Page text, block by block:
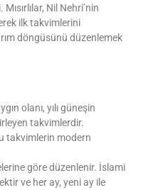
Nil Nehri’nin
ilk takvimlerini
döngüsünü düzenlemek
olanı, yılı güneşin
takvimlerdir.
takvimlerin modern
göre düzenlenir. İslami
ve her ay, yeni ay ile